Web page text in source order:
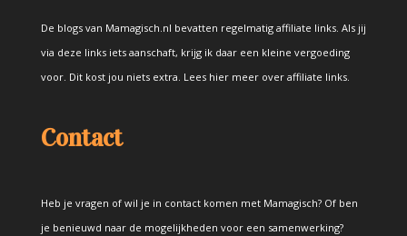
De blogs van Mamagisch.nl bevatten regelmatig affiliate links. Als jij
via deze links iets aanschaft, krijg ik daar een kleine vergoeding
voor. Dit kost jou niets extra. Lees hier meer over affiliate links.
Contact
Heb je vragen of wil je in contact komen met Mamagisch? Of ben
je benieuwd naar de mogelijkheden voor een samenwerking?